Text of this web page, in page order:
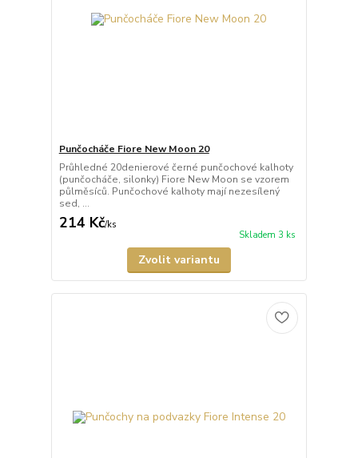
Punčocháče Fiore New Moon 20
Průhledné 20denierové černé punčochové kalhoty
(punčocháče, silonky) Fiore New Moon se vzorem
půlměsíců. Punčochové kalhoty mají nezesílený
sed, ...
214 Kč/ks
Skladem 3 ks
Zvolit variantu